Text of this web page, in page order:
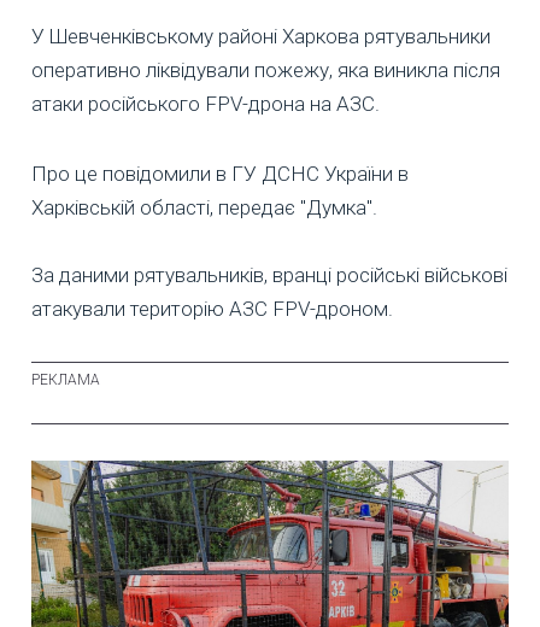
У Шевченківському районі Харкова рятувальники
оперативно ліквідували пожежу, яка виникла після
атаки російського FPV-дрона на АЗС.
Про це повідомили в ГУ ДСНС України в
Харківській області, передає "Думка".
За даними рятувальників, вранці російські військові
атакували територію АЗС FPV-дроном.